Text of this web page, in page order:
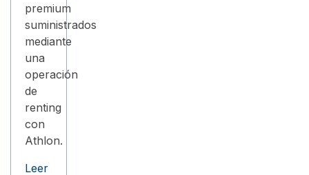
premium
suministrados
mediante
una
operación
de
renting
con
Athlon.
Leer